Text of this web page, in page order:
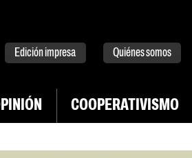
Edición impresa Quiénes somos
COOPERATIVISMO